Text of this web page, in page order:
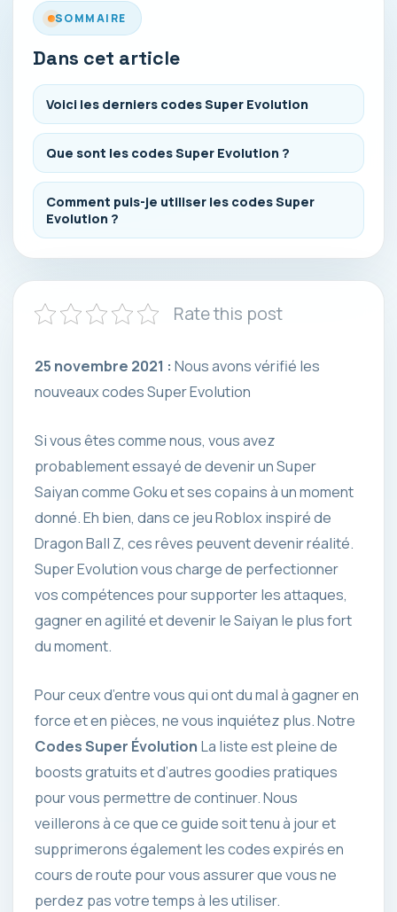
SOMMAIRE
Dans cet article
Voici les derniers codes Super Evolution
Que sont les codes Super Evolution ?
Comment puis-je utiliser les codes Super
Evolution ?
Rate this post
25 novembre 2021 : Nous avons vérifié les
nouveaux codes Super Evolution
Si vous êtes comme nous, vous avez
probablement essayé de devenir un Super
Saiyan comme Goku et ses copains à un moment
donné. Eh bien, dans ce jeu Roblox inspiré de
Dragon Ball Z, ces rêves peuvent devenir réalité.
Super Evolution vous charge de perfectionner
vos compétences pour supporter les attaques,
gagner en agilité et devenir le Saiyan le plus fort
du moment.
Pour ceux d’entre vous qui ont du mal à gagner en
force et en pièces, ne vous inquiétez plus. Notre
Codes Super Évolution La liste est pleine de
boosts gratuits et d’autres goodies pratiques
pour vous permettre de continuer. Nous
veillerons à ce que ce guide soit tenu à jour et
supprimerons également les codes expirés en
cours de route pour vous assurer que vous ne
perdez pas votre temps à les utiliser.